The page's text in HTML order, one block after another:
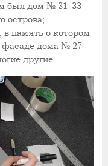
был дом № 31-33
острова;
в память о котором
фасаде дома № 27
другие.